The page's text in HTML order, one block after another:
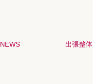
NEWS 出張整体